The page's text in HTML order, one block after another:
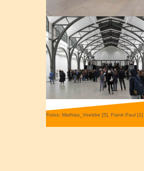
Fotos: Mathias_Voelzke [5], Frank Paul [1]